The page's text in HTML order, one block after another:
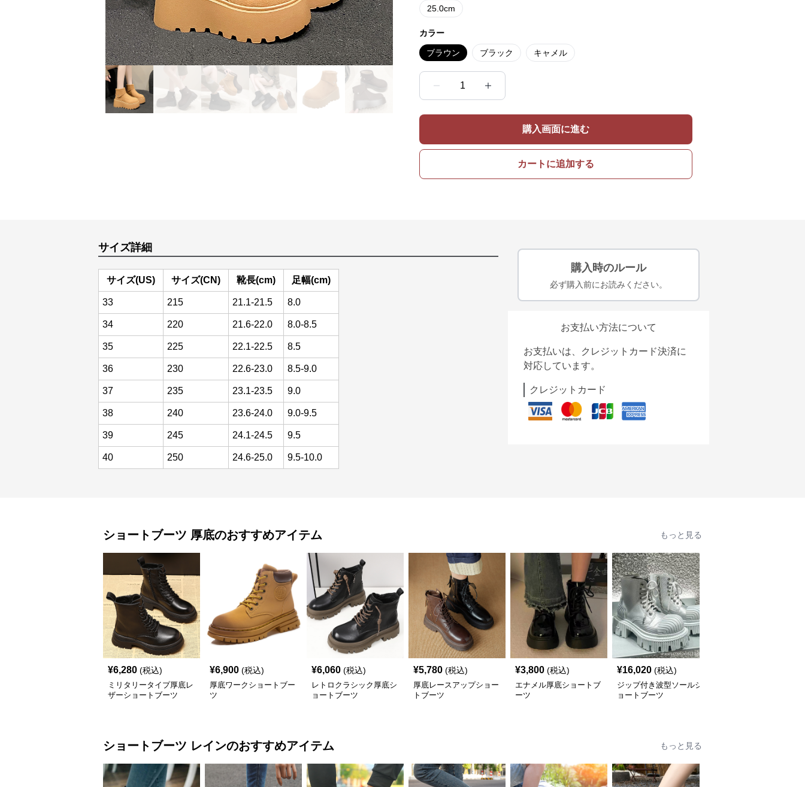
25.0cm
カラー
ブラウン ブラック キャメル
1
購入画面に進む
カートに追加する
サイズ詳細
サイズ(US) サイズ(CN) 靴長(cm) 足幅(cm)
33 215 21.1-21.5 8.0
34 220 21.6-22.0 8.0-8.5
35 225 22.1-22.5 8.5
36 230 22.6-23.0 8.5-9.0
37 235 23.1-23.5 9.0
38 240 23.6-24.0 9.0-9.5
39 245 24.1-24.5 9.5
40 250 24.6-25.0 9.5-10.0
購入時のルール
必ず購入前にお読みください。
お支払い方法について
お支払いは、クレジットカード決済に
対応しています。
クレジットカード
ショートブーツ 厚底のおすすめアイテム もっと見る
¥6,280 (税込)
ミリタリータイプ厚底レ
ザーショートブーツ
¥6,900 (税込)
厚底ワークショートブー
ツ
¥6,060 (税込)
レトロクラシック厚底シ
ョートブーツ
¥5,780 (税込)
厚底レースアップショー
トブーツ
¥3,800 (税込)
エナメル厚底ショートブ
ーツ
¥16,020 (税込)
ジップ付き波型ソールシ
ョートブーツ
ショートブーツ レインのおすすめアイテム もっと見る